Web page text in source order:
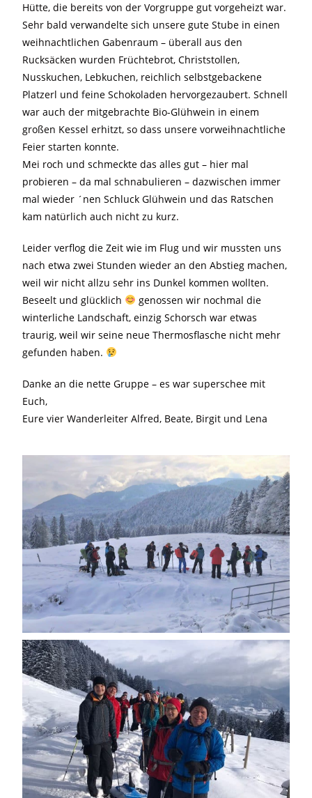
Hütte, die bereits von der Vorgruppe gut vorgeheizt war.
Sehr bald verwandelte sich unsere gute Stube in einen
weihnachtlichen Gabenraum – überall aus den
Rucksäcken wurden Früchtebrot, Christstollen,
Nusskuchen, Lebkuchen, reichlich selbstgebackene
Platzerl und feine Schokoladen hervorgezaubert. Schnell
war auch der mitgebrachte Bio-Glühwein in einem
großen Kessel erhitzt, so dass unsere vorweihnachtliche
Feier starten konnte.
Mei roch und schmeckte das alles gut – hier mal
probieren – da mal schnabulieren – dazwischen immer
mal wieder ´nen Schluck Glühwein und das Ratschen
kam natürlich auch nicht zu kurz.
Leider verflog die Zeit wie im Flug und wir mussten uns
nach etwa zwei Stunden wieder an den Abstieg machen,
weil wir nicht allzu sehr ins Dunkel kommen wollten.
Beseelt und glücklich
genossen wir nochmal die
winterliche Landschaft, einzig Schorsch war etwas
traurig, weil wir seine neue Thermosflasche nicht mehr
gefunden haben.
Danke an die nette Gruppe – es war superschee mit
Euch,
Eure vier Wanderleiter Alfred, Beate, Birgit und Lena